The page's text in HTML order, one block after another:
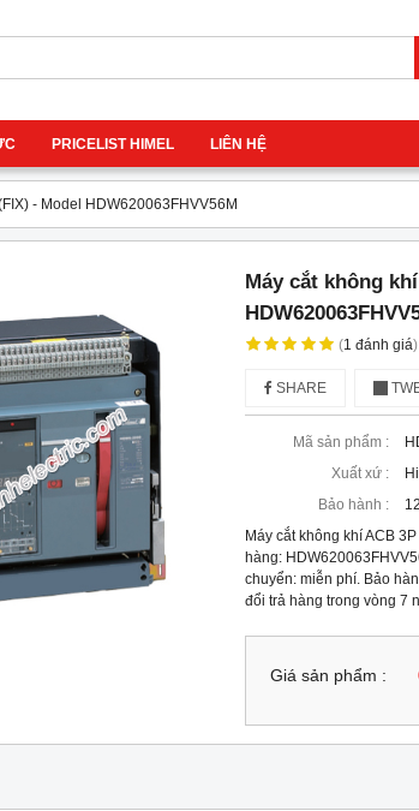
PRICELIST HIMEL LIÊN HỆ
- Model HDW620063FHVV56M
Máy cắt không
(1đánh giá)
SHARE
Mã sản phẩm :
Xuất xứ :
Bảo hành :
Máy cắt không khí ACB
hàng:
chuyển: miễn phí. Bảo
đổi trả hàng trong vòng 7
Giá sản phẩm :